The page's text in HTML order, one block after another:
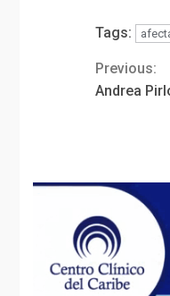
Tags:
Previous:
Andrea